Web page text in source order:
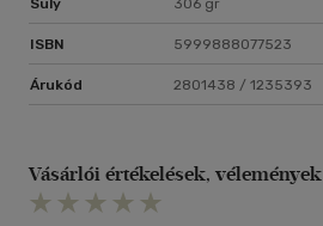
Súly 306 gr
ISBN 5999888077523
Árukód 2801438 / 1235393
Vásárlói értékelések, vélemények